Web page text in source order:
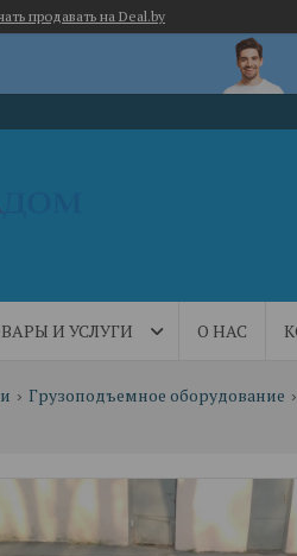
продавать на Deal.by
И УСЛУГИ О НАС
Грузоподъемное оборудование